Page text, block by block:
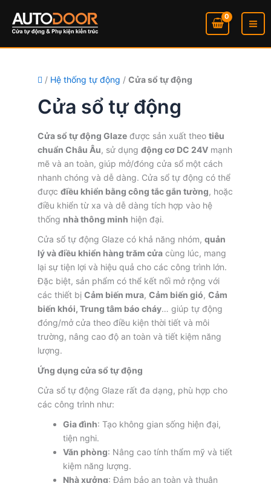
dung
/ Hệ thống tự động / Cửa sổ tự động
Cửa sổ tự động
Cửa sổ tự động Glaze được sản xuất theo tiêu
chuẩn Châu Âu, sử dụng động cơ DC 24V mạnh
mẽ và an toàn, giúp mở/đóng cửa sổ một cách
nhanh chóng và dễ dàng. Cửa sổ tự động có thể
được điều khiển bằng công tắc gắn tường, hoặc
điều khiển từ xa và dễ dàng tích hợp vào hệ
thống nhà thông minh hiện đại.
Cửa sổ tự động Glaze có khả năng nhóm, quản
lý và điều khiển hàng trăm cửa cùng lúc, mang
lại sự tiện lợi và hiệu quả cho các công trình lớn.
Đặc biệt, sản phẩm có thể kết nối mở rộng với
các thiết bị Cảm biến mưa, Cảm biến gió, Cảm
biến khói, Trung tâm báo cháy… giúp tự động
đóng/mở cửa theo điều kiện thời tiết và môi
trường, nâng cao độ an toàn và tiết kiệm năng
lượng.
Ứng dụng cửa sổ tự động
Cửa sổ tự động Glaze rất đa dạng, phù hợp cho
các công trình như:
Gia đình: Tạo không gian sống hiện đại,
tiện nghi.
Văn phòng: Nâng cao tính thẩm mỹ và tiết
kiệm năng lượng.
Nhà xưởng: Đảm bảo an toàn và thuận